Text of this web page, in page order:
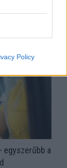
Policy
egyszerűbb a